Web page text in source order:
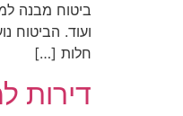
ביטוח מבנה
ועוד. הביטוח
חלות […]
דירות